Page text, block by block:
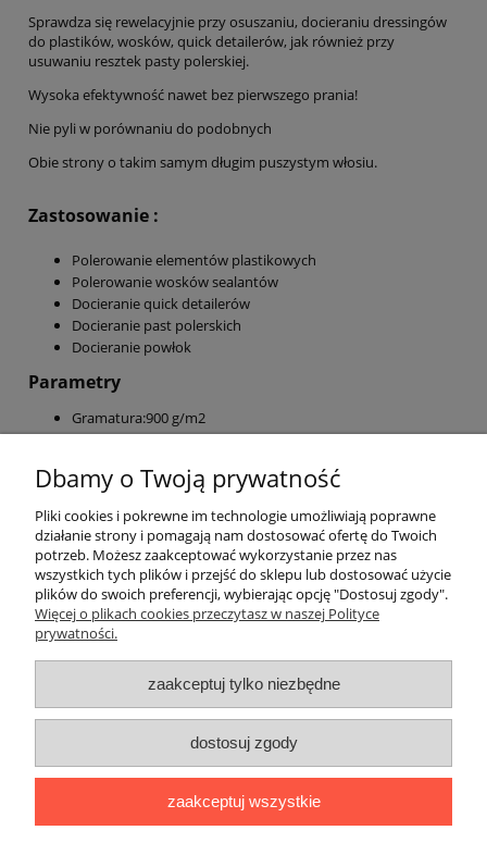
Sprawdza się rewelacyjnie przy osuszaniu, docieraniu dressingów
do plastików, wosków, quick detailerów, jak również przy
usuwaniu resztek pasty polerskiej.
Wysoka efektywność nawet bez pierwszego prania!
Nie pyli w porównaniu do podobnych
Obie strony o takim samym długim puszystym włosiu.
Zastosowanie :
Polerowanie elementów plastikowych
Polerowanie wosków sealantów
Docieranie quick detailerów
Docieranie past polerskich
Docieranie powłok
Parametry
Gramatura:900 g/m2
Wymiar:40x40 cm
powierzchni
Nadaje się do prania w pralce
Pomoc
Moje konto
Płatności i dostawa
Informacje
Dbamy o Twoją prywatność
Pliki cookies i pokrewne im technologie umożliwiają poprawne
działanie strony i pomagają nam dostosować ofertę do Twoich
potrzeb. Możesz zaakceptować wykorzystanie przez nas
wszystkich tych plików i przejść do sklepu lub dostosować użycie
plików do swoich preferencji, wybierając opcję "Dostosuj zgody".
Więcej o plikach cookies przeczytasz w naszej Polityce
prywatności.
zaakceptuj tylko niezbędne
dostosuj zgody
zaakceptuj wszystkie